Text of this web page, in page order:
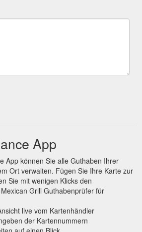
App
App können Sie alle Guthaben Ihrer
Ort verwalten. Fügen Sie Ihre Karte zur
Sie mit wenigen Klicks den
Grill Guthabenprüfer für
live vom Kartenhändler
der Kartennummern